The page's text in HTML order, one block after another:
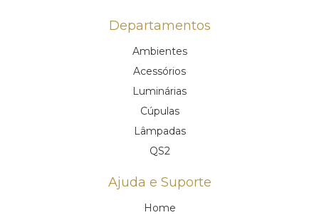
Departamentos
Ambientes
Acessórios
Luminárias
Cúpulas
Lâmpadas
QS2
Ajuda e Suporte
Home